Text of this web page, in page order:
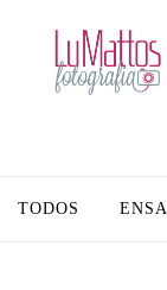
TODOS